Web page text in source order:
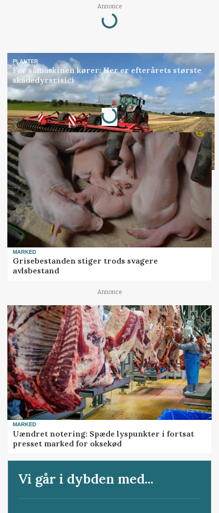
Annonce
Loading...
PLANTER
Før såmaskinen kører: Her er efterårets største
skadedyrsrisici
Annonce
Loading...
MARKED
Grisebestanden stiger trods svagere
avlsbestand
Annonce
MARKED
Uændret notering: Spæde lyspunkter i fortsat
presset marked for oksekød
Vi går i dybden med...